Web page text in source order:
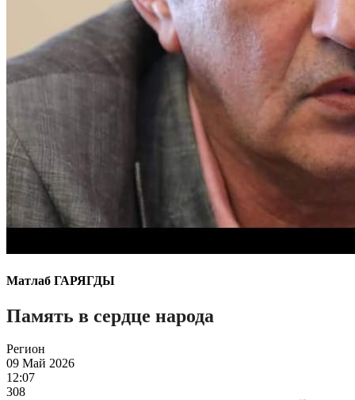
Матлаб ГАРЯГДЫ
Память в сердце народа
Регион
09 Май 2026
12:07
308